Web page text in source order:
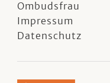
Ombudsfrau
Impressum
Datenschutz